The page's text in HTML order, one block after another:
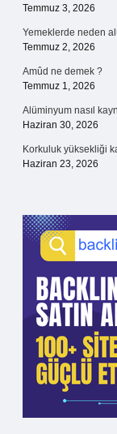
Temmuz 3, 2026
Yemeklerde neden
Temmuz 2, 2026
Amûd ne demek ?
Temmuz 1, 2026
Alüminyum nasıl
Haziran 30, 2026
Korkuluk yüksekliği
Haziran 23, 2026